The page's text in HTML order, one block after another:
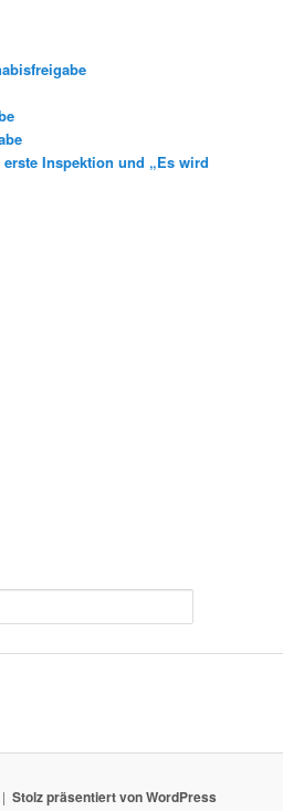
erste Inspektion und „Es wird
Stolz präsentiert von WordPress